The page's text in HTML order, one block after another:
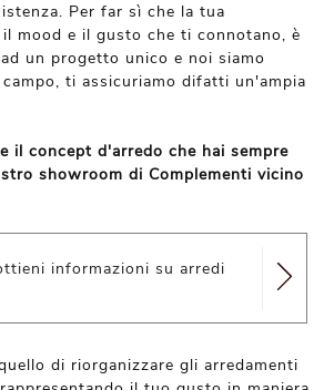
Per far sì che la tua
mood e il gusto che ti connotano, è
un progetto unico e noi siamo
ti assicuriamo difatti un'ampia
il concept d'arredo che hai sempre
showroom di Complementi vicino
informazioni su arredi
di riorganizzare gli arredamenti